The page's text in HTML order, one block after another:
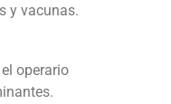
y vacunas.
operario